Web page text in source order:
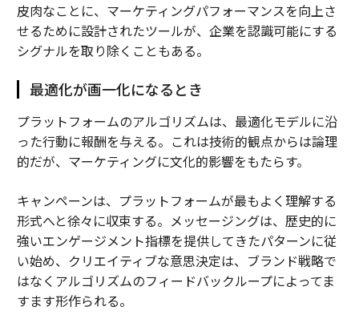
皮肉なことに、マーケティングパフォーマンスを向上さ
せるために設計されたツールが、企業を認識可能にする
シグナルを取り除くこともある。
最適化が画一化になるとき
プラットフォームのアルゴリズムは、最適化モデルに沿
った行動に報酬を与える。これは技術的観点からは論理
的だが、マーケティングに文化的影響をもたらす。
キャンペーンは、プラットフォームが最もよく理解する
形式へと徐々に収束する。メッセージングは、歴史的に
強いエンゲージメント指標を提供してきたパターンに従
い始め、クリエイティブな意思決定は、ブランド戦略で
はなくアルゴリズムのフィードバックループによってま
すます形作られる。